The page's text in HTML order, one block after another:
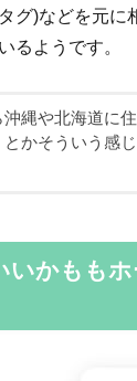
グ)などを元に
るようです。
縄や北海道に
とかそういう感
いかもも